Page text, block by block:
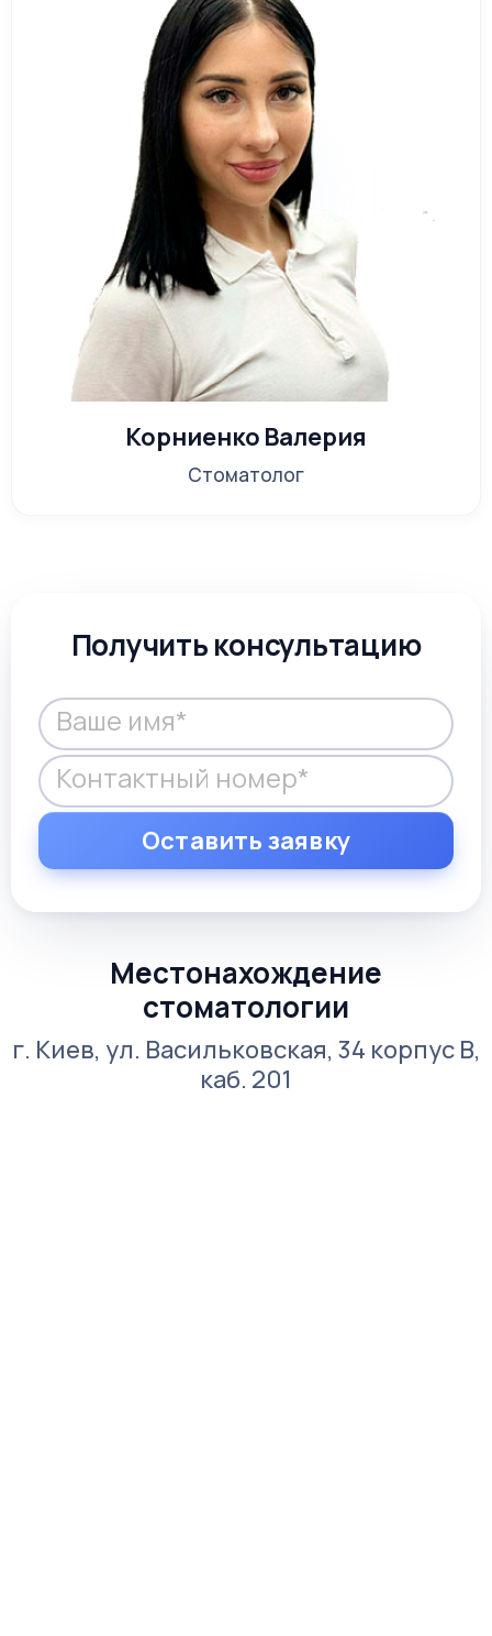
Корниенко Валерия
Стоматолог
Получить консультацию
Местонахождение
стоматологии
г. Киев, ул. Васильковская, 34 корпус В,
каб. 201